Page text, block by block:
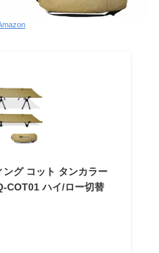
ング コット タンカラー
COT01 ハイ/ロー切替